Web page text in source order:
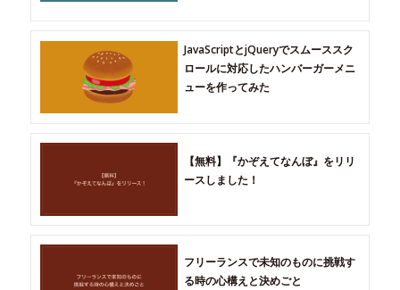
JavaScriptとjQueryでスムーススク
ロールに対応したハンバーガーメニ
ューを作ってみた
【無料】『かぞえてなんぼ』をリリ
ースしました！
フリーランスで未知のものに挑戦す
る時の心構えと決めごと